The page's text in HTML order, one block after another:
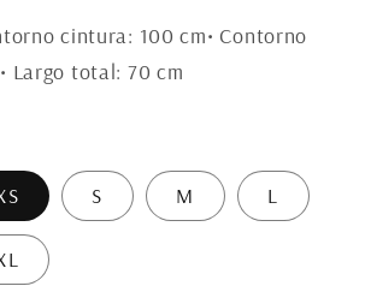
cintura: 100 cm• Contorno
Largo total: 70 cm
S M L